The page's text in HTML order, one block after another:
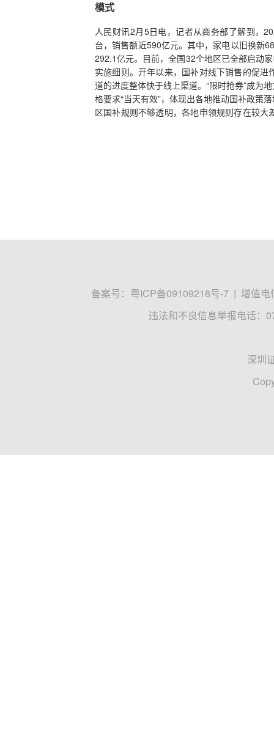
模式
人民财讯2月5日电，记者从商务部了解到，
台，销售额近590亿元。其中，家电以旧换新
292.1亿元。目前，全国32个地区已全部启动
实施细则。开年以来，国补对线下销售的促
道的进度整体快于线上渠道。“限时抢券”成为
格要求“当天有效”，体现出各地推动国补政策
区国补规则不够透明，各地申领规则存在较
备案号： 粤ICP备09109218号-7 | 增值电
违法和不良信息举报电话：
深圳